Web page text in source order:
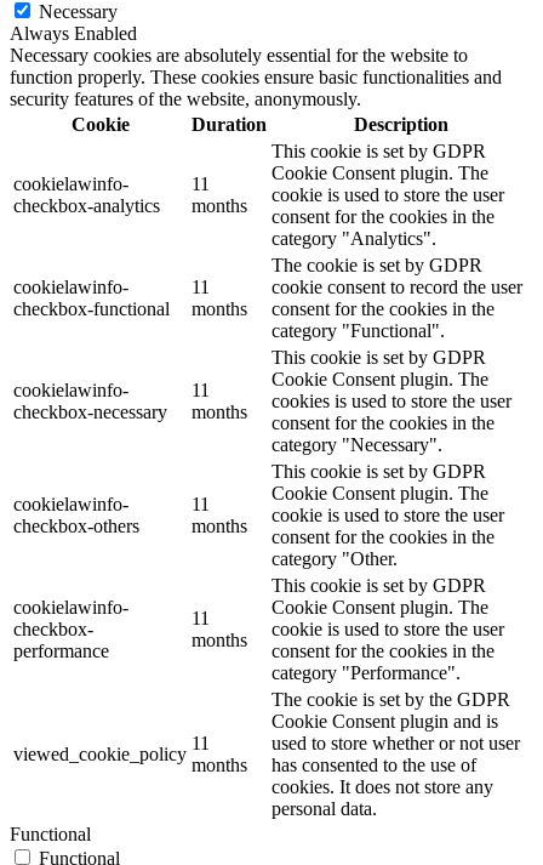
Necessary
Always Enabled
Necessary cookies are absolutely essential for the website to
function properly. These cookies ensure basic functionalities and
security features of the website, anonymously.
Cookie
Duration Description
cookielawinfo-
checkbox-analytics
11
months
This cookie is set by GDPR
Cookie Consent plugin. The
cookie is used to store the user
consent for the cookies in the
category "Analytics".
cookielawinfo-
checkbox-functional
11
months
The cookie is set by GDPR
cookie consent to record the user
consent for the cookies in the
category "Functional".
cookielawinfo-
checkbox-necessary
11
months
This cookie is set by GDPR
Cookie Consent plugin. The
cookies is used to store the user
consent for the cookies in the
category "Necessary".
cookielawinfo-
checkbox-others
11
months
This cookie is set by GDPR
Cookie Consent plugin. The
cookie is used to store the user
consent for the cookies in the
category "Other.
cookielawinfo-
checkbox-
performance
11
months
This cookie is set by GDPR
Cookie Consent plugin. The
cookie is used to store the user
consent for the cookies in the
category "Performance".
viewed_cookie_policy
11
months
The cookie is set by the GDPR
Cookie Consent plugin and is
used to store whether or not user
has consented to the use of
cookies. It does not store any
personal data.
Functional
Functional